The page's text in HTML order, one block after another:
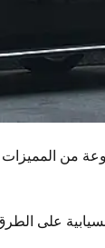
2015 تقدم
انسيابية على